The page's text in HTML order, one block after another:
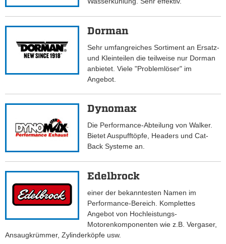
Dorman
Sehr umfangreiches Sortiment an Ersatz-
und Kleinteilen die teilweise nur Dorman
anbietet. Viele "Problemlöser" im
Angebot.
Dynomax
Die Performance-Abteilung von Walker.
Bietet Auspufftöpfe, Headers und Cat-
Back Systeme an.
Edelbrock
einer der bekanntesten Namen im
Performance-Bereich. Komplettes
Angebot von Hochleistungs-
Motorenkomponenten wie z.B. Vergaser,
Ansaugkrümmer, Zylinderköpfe usw.